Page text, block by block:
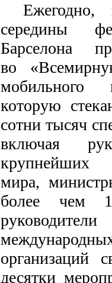
Ежегодно,
середины
Барселона
во
которую
сотни тысяч
включая
крупнейших
мира,
более чем
руководители
организаций
десятки